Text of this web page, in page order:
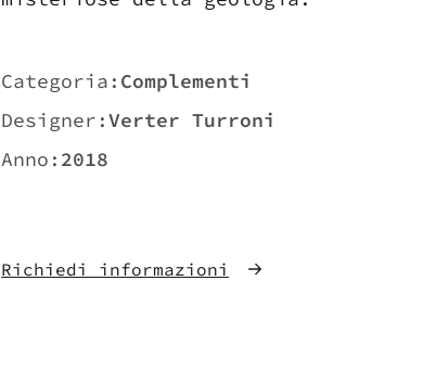
Categoria: Complementi
Designer:Verter Turroni
Anno: 2018
Richiedi informazioni